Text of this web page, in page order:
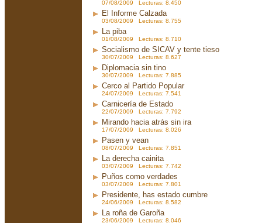
07/08/2009 Lecturas: 8.450
El Informe Calzada
03/08/2009 Lecturas: 8.755
La piba
01/08/2009 Lecturas: 8.710
Socialismo de SICAV y tente tieso
30/07/2009 Lecturas: 8.627
Diplomacia sin tino
30/07/2009 Lecturas: 7.885
Cerco al Partido Popular
24/07/2009 Lecturas: 7.541
Carnicería de Estado
22/07/2009 Lecturas: 7.792
Mirando hacia atrás sin ira
17/07/2009 Lecturas: 8.026
Pasen y vean
08/07/2009 Lecturas: 7.851
La derecha cainita
03/07/2009 Lecturas: 7.742
Puños como verdades
03/07/2009 Lecturas: 7.801
Presidente, has estado cumbre
24/06/2009 Lecturas: 8.582
La roña de Garoña
23/06/2009 Lecturas: 8.046